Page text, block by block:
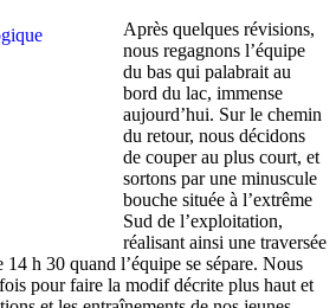
Après quelques révisions,
nous regagnons l’équipe
du bas qui palabrait au
bord du lac, immense
aujourd’hui. Sur le chemin
du retour, nous décidons
de couper au plus court, et
sortons par une minuscule
bouche située à l’extrême
Sud de l’exploitation,
réalisant ainsi une traversée
h 30 quand l’équipe se sépare. Nous
pour faire la modif décrite plus haut et